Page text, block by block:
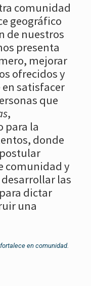
comunidad
geográfico
de nuestros
presenta
mejorar
ofrecidos y
satisfacer
que
,
para la
donde
comunidad y
las
dictar
una
en comunidad.